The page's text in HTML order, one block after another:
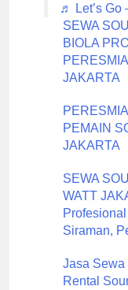
♬ Let’s Go
SEWA
BIOLA
JAKARTA
PEMAIN
JAKARTA
SEWA
WATT
Siraman,
Jasa Sewa
Rental